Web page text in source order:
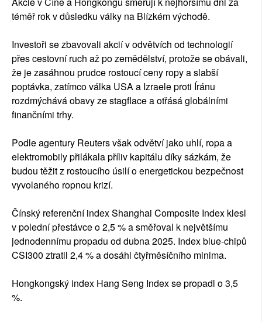
téměř rok v důsledku války na Blízkém východě.
Investoři se zbavovali akcií v odvětvích od technologií
přes cestovní ruch až po zemědělství, protože se obávali,
že je zasáhnou prudce rostoucí ceny ropy a slabší
poptávka, zatímco válka USA a Izraele proti Íránu
rozdmýchává obavy ze stagflace a otřásá globálními
finančními trhy.
Podle agentury Reuters však odvětví jako uhlí, ropa a
elektromobily přilákala příliv kapitálu díky sázkám, že
budou těžit z rostoucího úsilí o energetickou bezpečnost
vyvolaného ropnou krizí.
Čínský referenční index Shanghai Composite Index klesl
v polední přestávce o 2,5 % a směřoval k největšímu
jednodennímu propadu od dubna 2025. Index blue-chipů
CSI300 ztratil 2,4 % a dosáhl čtyřměsíčního minima.
Hongkongský index Hang Seng Index se propadl o 3,5
%.